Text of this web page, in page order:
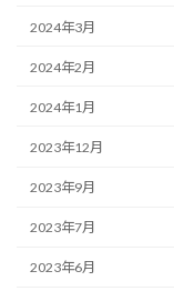
2024年3月
2024年2月
2024年1月
2023年12月
2023年9月
2023年7月
2023年6月